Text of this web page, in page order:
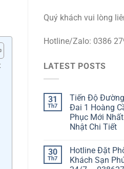
Quý khách vui lòng
Hotline/Zalo: 0386
LATEST POSTS
31
Th7
Tiến Độ
Đai 1 Hoàng
Phục Mới
Nhật Chi Tiết
30
Th7
Hotline Đặt
Khách Sạn